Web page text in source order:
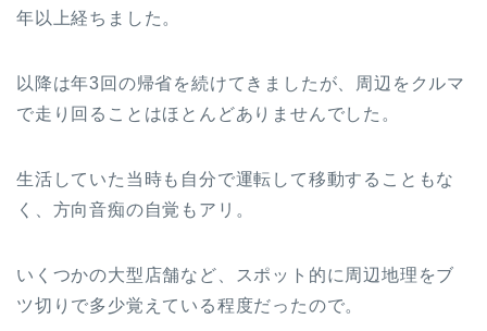
年以上経ちました。
以降は年3回の帰省を続けてきましたが、周辺をクルマ
で走り回ることはほとんどありませんでした。
生活していた当時も自分で運転して移動することもな
く、方向音痴の自覚もアリ。
いくつかの大型店舗など、スポット的に周辺地理をブ
ツ切りで多少覚えている程度だったので。